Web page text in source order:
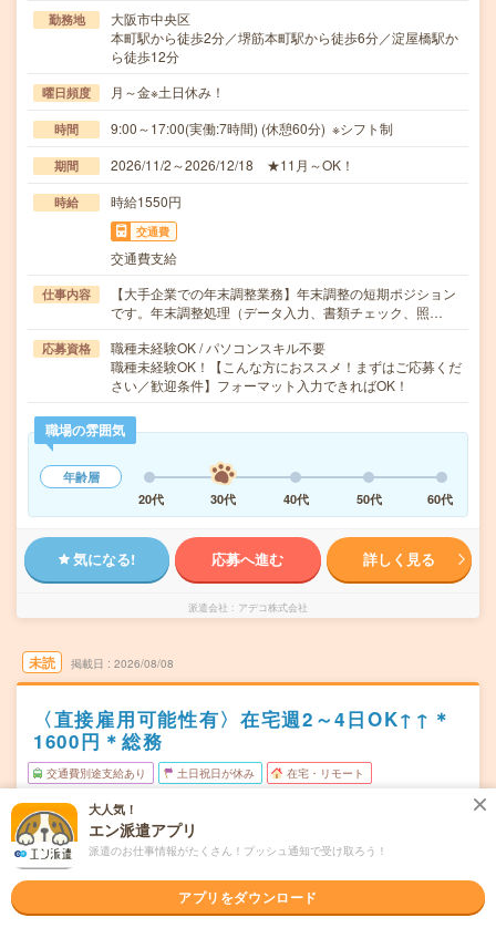
勤務地
大阪市中央区
本町駅から徒歩2分／堺筋本町駅から徒歩6分／淀屋橋駅か
ら徒歩12分
曜日頻度 月～金※土日休み！
時間 9:00～17:00(実働:7時間) (休憩60分) ※シフト制
期間 2026/11/2～2026/12/18 ★11月～OK！
時給 時給1550円
交通費
交通費支給
仕事内容
【大手企業での年末調整業務】年末調整の短期ポジション
です。年末調整処理（データ入力、書類チェック、照…
応募資格
職種未経験OK / パソコンスキル不要
職種未経験OK！【こんな方におススメ！まずはご応募くだ
さい／歓迎条件】フォーマット入力できればOK！
職場の雰囲気
年齢層
20代
30代 40代 50代 60代
気になる! 応募へ進む 詳しく見る
派遣会社 アデコ株式会社
未読 掲載日 2026/08/08
〈直接雇用可能性有〉在宅週2～4日OK↑↑＊
1600円＊総務
交通費別途支給あり 土日祝日が休み 在宅・リモート
勤務地
大阪府豊中市
緑地公園駅から徒歩1分
月～金※土日休み！
大人気！
エン派遣アプリ
派遣のお仕事情報がたくさん！プッシュ通知で受け取ろう！
アプリをダウンロード